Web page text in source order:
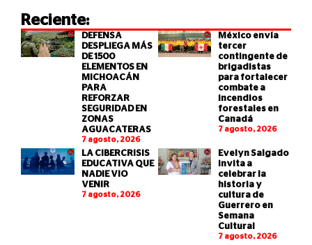
Reciente:
DEFENSA
DESPLIEGA MÁS
DE 1500
ELEMENTOS EN
MICHOACÁN
PARA
REFORZAR
SEGURIDAD EN
ZONAS
AGUACATERAS
7 agosto, 2026
México envía
tercer
contingente de
brigadistas
para fortalecer
combate a
incendios
forestales en
Canadá
7 agosto, 2026
LA CIBERCRISIS
EDUCATIVA QUE
NADIE VIO
VENIR
7 agosto, 2026
Evelyn Salgado
invita a
celebrar la
historia y
cultura de
Guerrero en
Semana
Cultural
7 agosto, 2026